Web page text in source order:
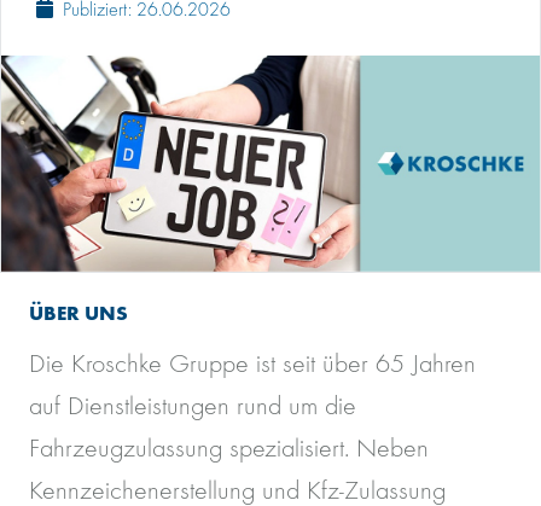
Publiziert: 26.06.2026
ÜBER UNS
Die Kroschke Gruppe ist seit über 65 Jahren
auf Dienstleistungen rund um die
Fahrzeugzulassung spezialisiert. Neben
Kennzeichenerstellung und Kfz-Zulassung